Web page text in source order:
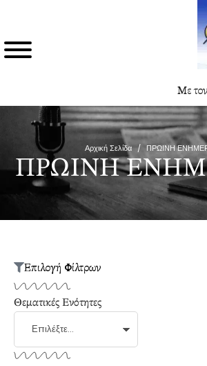
Με
Αρχική Σελίδα / ΠΡΩΙΝΗ
ΠΡΩΙΝΗ
Επιλογή Φίλτρων
Θεματικές Ενότητες